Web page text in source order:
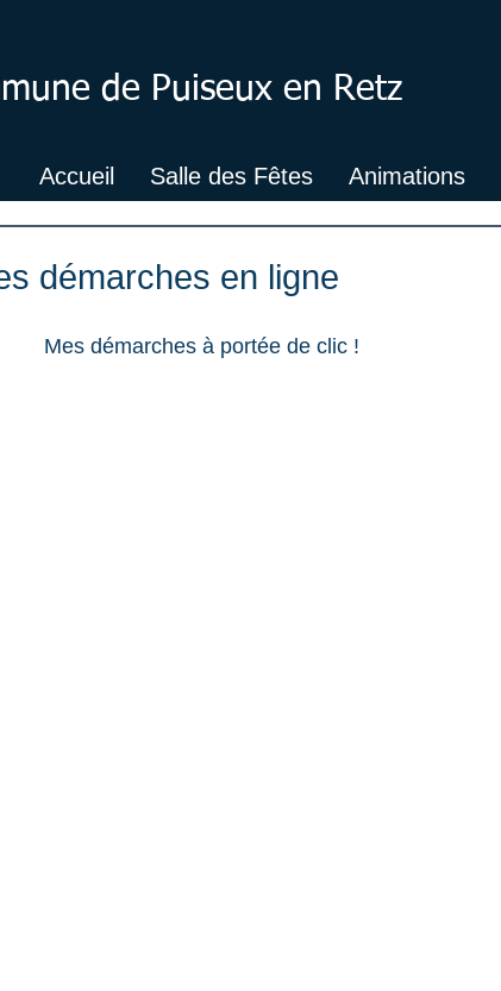
de Puiseux en Retz
Accueil Salle des Fêtes Animations
démarches en ligne
Mes démarches à portée de clic !